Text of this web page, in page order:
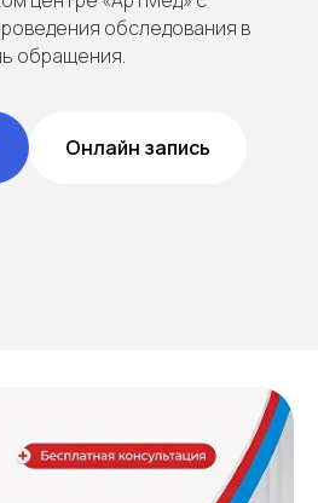
обследования в
обращения.
Онлайн запись